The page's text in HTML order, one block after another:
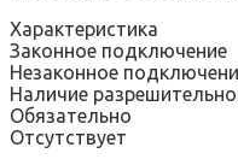
Характеристика
Законное подключение
Незаконное
Наличие
Обязательно
Отсутствует